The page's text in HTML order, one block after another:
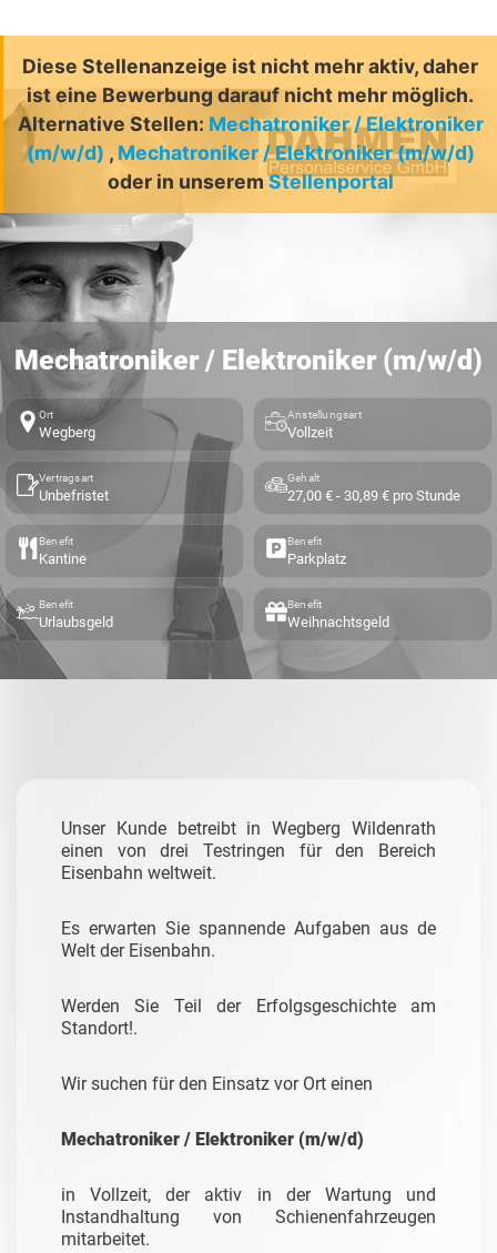
Diese Stellenanzeige ist nicht mehr aktiv, daher
ist eine Bewerbung darauf nicht mehr möglich.
Alternative Stellen: Mechatroniker / Elektroniker
(m/w/d) , Mechatroniker / Elektroniker (m/w/d)
oder in unseremStellenportal
Mechatroniker / Elektroniker (m/w/d)
Ort
Wegberg
Anstellungsart
Vollzeit
Vertragsart
Unbefristet
Gehalt
27,00 € - 30,89 € pro Stunde
Benefit
Kantine
Benefit
Parkplatz
Benefit
Urlaubsgeld
Benefit
Weihnachtsgeld
Unser Kunde betreibt in Wegberg Wildenrath
einen von drei Testringen für den Bereich
Eisenbahn weltweit.
Es erwarten Sie spannende Aufgaben aus de
Welt der Eisenbahn.
Werden Sie Teil der Erfolgsgeschichte am
Standort!.
Wir suchen für den Einsatz vor Ort einen
Mechatroniker / Elektroniker (m/w/d)
in Vollzeit, der aktiv in der Wartung und
Instandhaltung von Schienenfahrzeugen
mitarbeitet.